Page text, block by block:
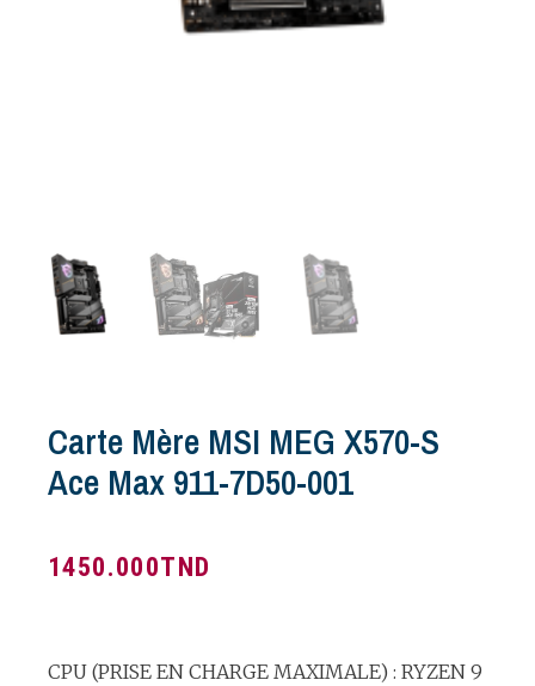
Carte Mère MSI MEG X570-S
Ace Max 911-7D50-001
1450.000TND
CPU (PRISE EN CHARGE MAXIMALE) : RYZEN 9